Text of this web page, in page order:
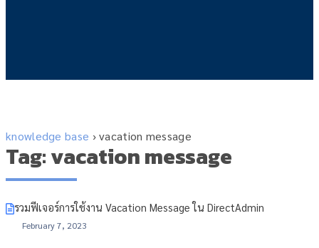
knowledge base ›vacation message
Tag: vacation message
รวมฟีเจอร์การใช้งาน Vacation Message ใน DirectAdmin
February 7, 2023